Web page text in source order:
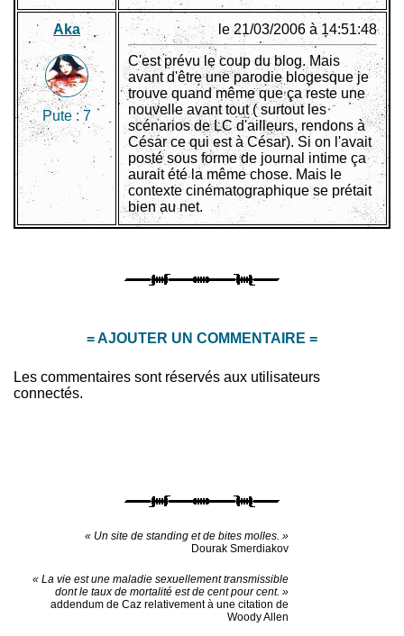
Aka
Pute :7
le 21/03/2006 à 14:51:48
C'est prévu le coup du blog. Mais
avant d'être une parodie blogesque je
trouve quand même que ça reste une
nouvelle avant tout ( surtout les
scénarios de LC d'ailleurs, rendons à
César ce qui est à César). Si on l'avait
posté sous forme de journal intime ça
aurait été la même chose. Mais le
contexte cinématographique se prétait
bien au net.
= AJOUTER UN COMMENTAIRE =
Les commentaires sont réservés aux utilisateurs
connectés.
« Un site de standing et de bites molles. »
Dourak Smerdiakov
« La vie est une maladie sexuellement transmissible
dont le taux de mortalité est de cent pour cent. »
addendum de Caz relativement à une citation de
Woody Allen